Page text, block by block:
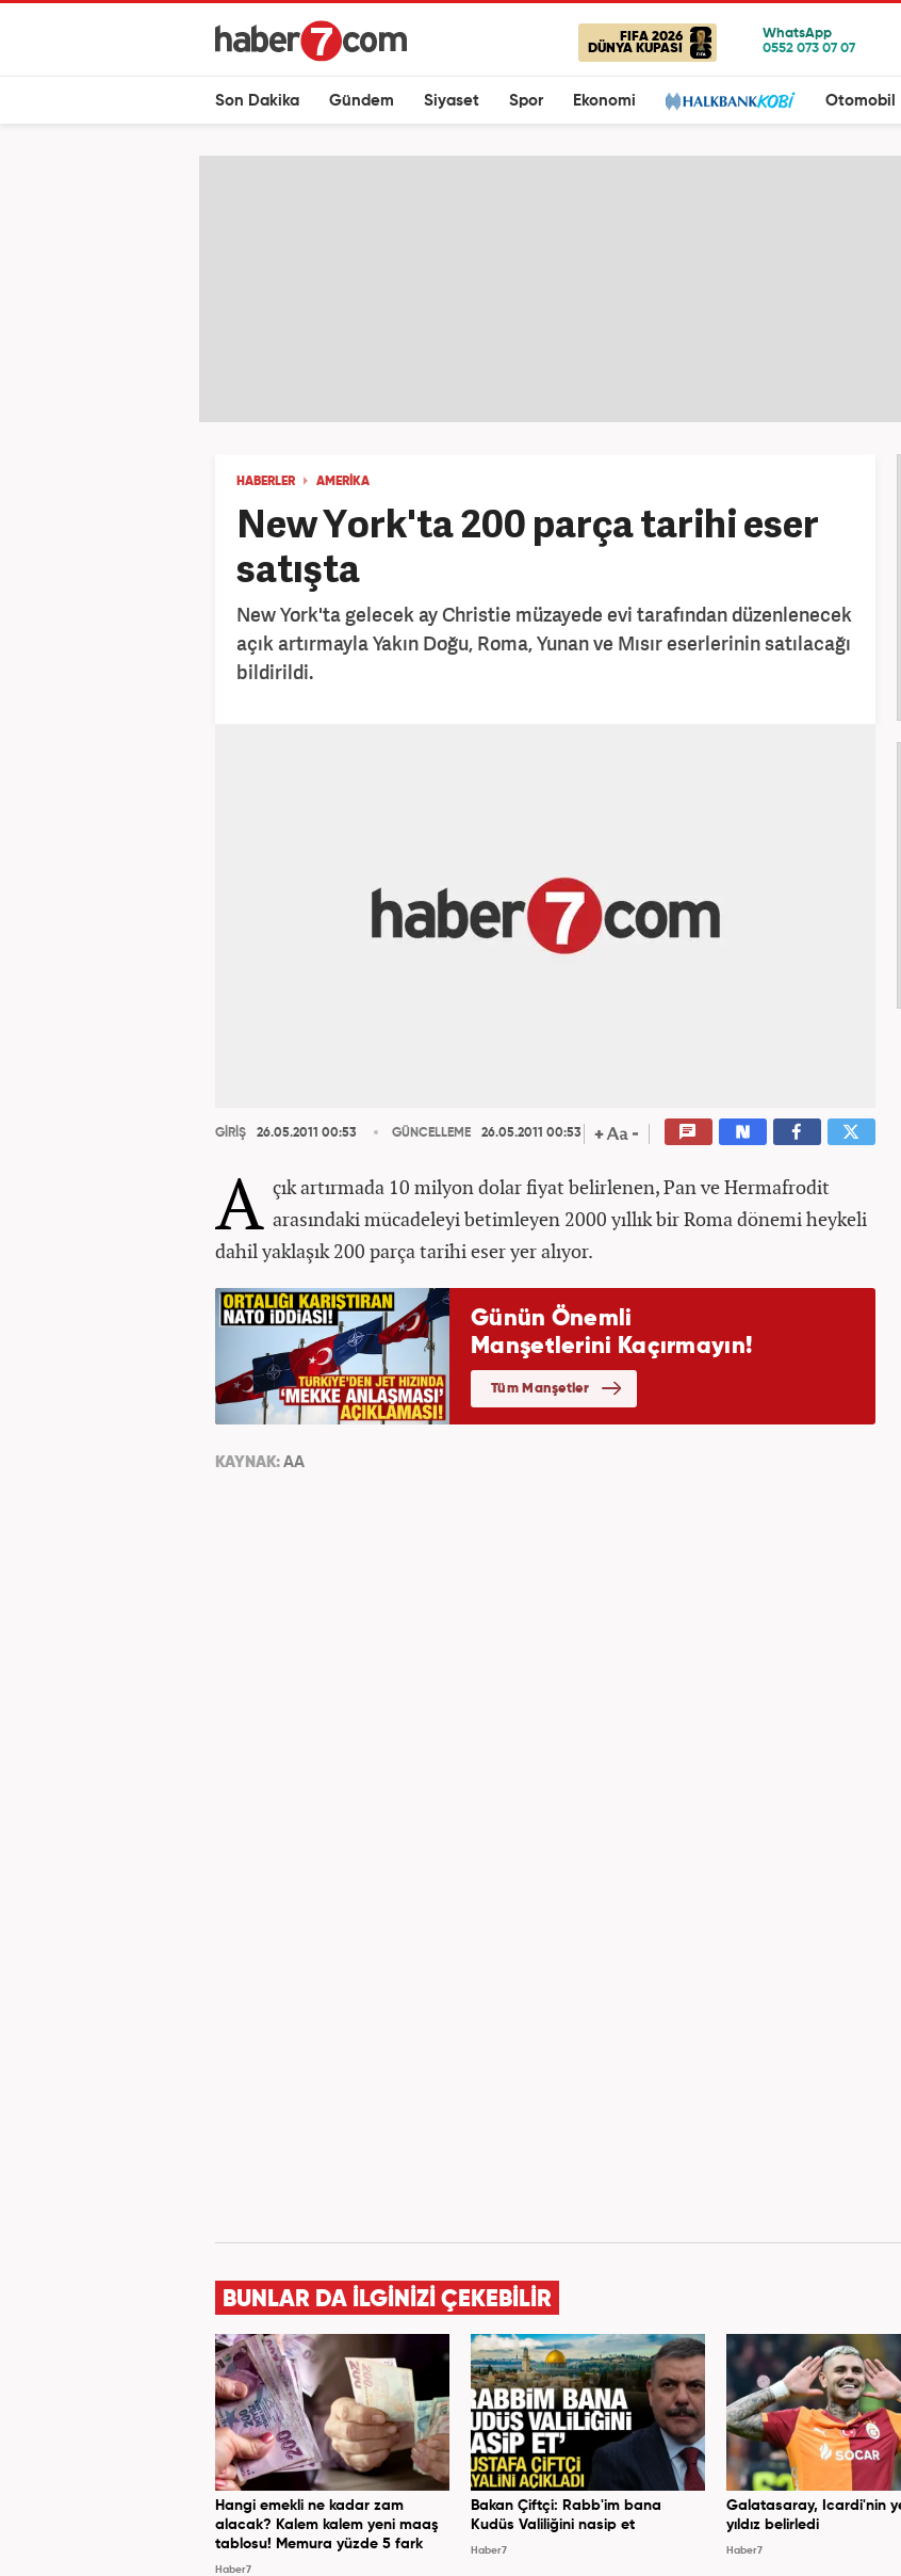
FIFA 2026
DÜNYA KUPASI
Son Dakika Gündem Siyaset Spor Ekonomi Otomobil
HABERLER AMERIKA
New York'ta 200 parça tarihi eser
satışta
New York'ta gelecek ay Christie müzayede evi tarafından düzenlenecek
açık artırmayla Yakın Doğu, Roma, Yunan ve Mısır eserlerinin satılacağı
bildirildi.
GİRİŞ 26.05.2011 00:53 GÜNCELLEME 26.05.2011 00:53
A çık artırmada 10 milyon dolar fiyat belirlenen, Pan ve Hermafrodit
arasındaki mücadeleyi betimleyen 2000 yıllık bir Roma dönemi heykeli
dahil yaklaşık 200 parça tarihi eser yer alıyor.
KAYNAK: AA
BUNLAR DA İLGİNİZİ ÇEKEBİLİR
Hangi emekli ne kadar zam
alacak? Kalem kalem yeni maaş
tablosu! Memura yüzde 5 fark
Haber7
Bakan Çiftçi: Rabb'im bana
Kudüs Valiliğini nasip et
Haber7
Galatasaray, Icardi'nin
yıldız belirledi
Haber7